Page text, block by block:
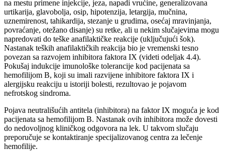
na mestu primene injekcije, jeza, napadi vrućine, generalizovana
urtikarija, glavobolja, osip, hipotenzija, letargija, mučnina,
uznemirenost, tahikardija, stezanje u grudima, osećaj mravinjanja,
povraćanje, otežano disanje) su retke, ali u nekim slučajevima mogu
napredovati do teške anafilaktičke reakcije (uključujući šok).
Nastanak teških anafilaktičkih reakcija bio je vremenski tesno
povezan sa razvojem inhibitora faktora IX (videti odeljak 4.4).
Pokušaj indukcije imunološke tolerancije kod pacijenata sa
hemofilijom B, koji su imali razvijene inhibitore faktora IX i
alergijsku reakciju u istoriji bolesti, rezultovao je pojavom
nefrotskog sindroma.
Pojava neutrališućih antitela (inhibitora) na faktor IX moguća je kod
pacijenata sa hemofilijom B. Nastanak ovih inhibitora može dovesti
do nedovoljnog kliničkog odgovora na lek. U takvom slučaju
preporučuje se kontaktiranje specijalizovanog centra za lečenje
hemofilije.